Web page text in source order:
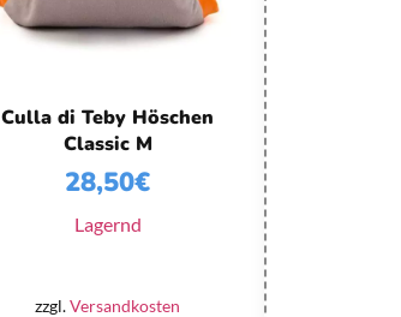
Culla di Teby Höschen
Classic M
28,50€
Lagernd
zzgl.Versandkosten